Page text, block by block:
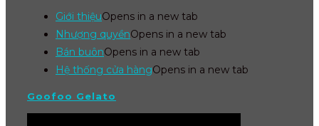
Giới thiệuOpens in a new tab
Nhượng quyềnOpens in a new tab
Bán buônOpens in a new tab
Hệ thống cửa hàngOpens in a new tab
Goofoo Gelato